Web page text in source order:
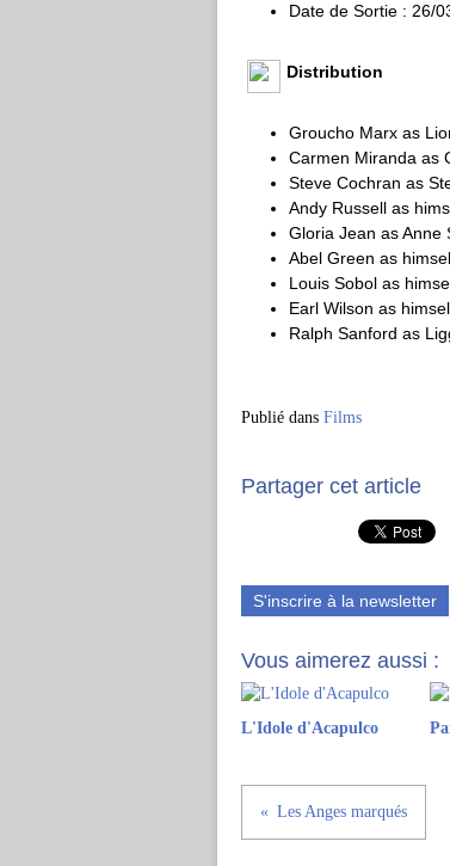
Date de Sortie : 26/
Distribution
Groucho Marx as
Carmen Miranda as
Steve Cochran as
Andy Russell as
Gloria Jean as Anne
Abel Green as
Louis Sobol as
Earl Wilson as
Ralph Sanford as
Publié dans Films
Partager cet article
S'inscrire à la newsletter
Vous aimerez aussi :
L'Idole d'Acapulco
Les Anges marqués